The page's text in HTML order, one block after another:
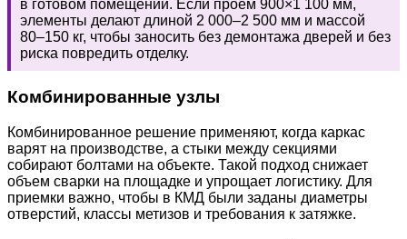
в готовом помещении. Если проем 900×1 100 мм,
элементы делают длиной 2 000–2 500 мм и массой
80–150 кг, чтобы заносить без демонтажа дверей и без
риска повредить отделку.
Комбинированные узлы
Комбинированное решение применяют, когда каркас
варят на производстве, а стыки между секциями
собирают болтами на объекте. Такой подход снижает
объем сварки на площадке и упрощает логистику. Для
приемки важно, чтобы в КМД были заданы диаметры
отверстий, классы метизов и требования к затяжке.